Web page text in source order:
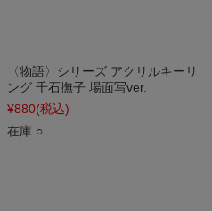
〈物語〉シリーズ アクリルキーリ
ング 千石撫子 場面写ver.
¥880(税込)
在庫 ○